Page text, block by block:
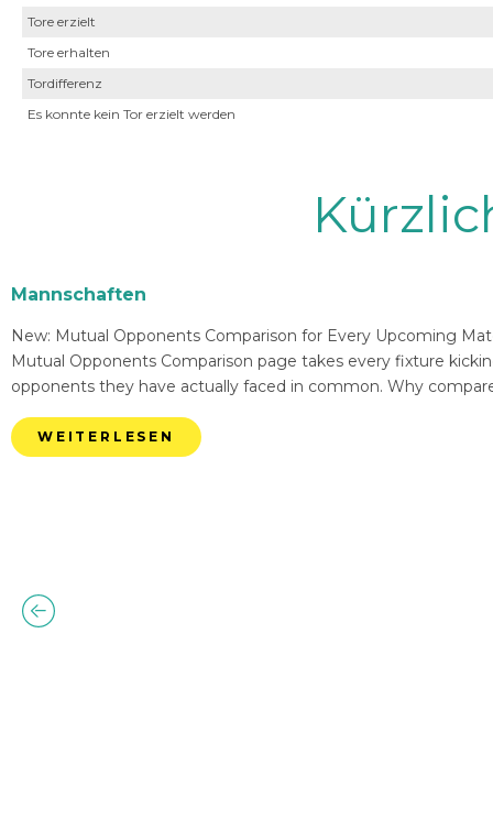
Tore erzielt
Tore erhalten
Tordifferenz
Es konnte kein Tor erzielt werden
Mannschaften
New: Mutual Opponents Comparison for Every Upcoming
Mutual Opponents Comparison page takes every fixture
opponents they have actually faced in common. Why
WEITERLESEN